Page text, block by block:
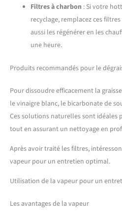
Filtres à charbon : Si votre
recyclage, remplacez ces
aussi les régénérer en les
une heure.
Produits recommandés pour le
Pour dissoudre efficacement la
le vinaigre blanc, le bicarbonate de
Ces solutions naturelles sont idéales
tout en assurant un nettoyage en
Après avoir traité les filtres,
vapeur pour un entretien optimal.
Utilisation de la vapeur pour un
Les avantages de la vapeur